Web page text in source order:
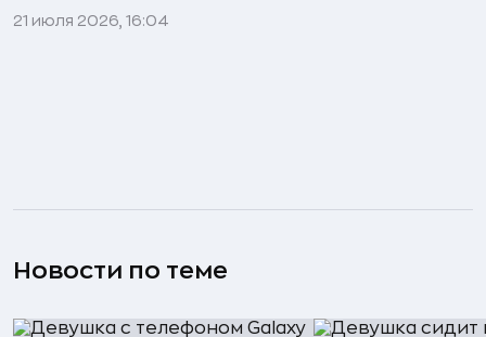
21 июля 2026, 16:04
Новости по теме